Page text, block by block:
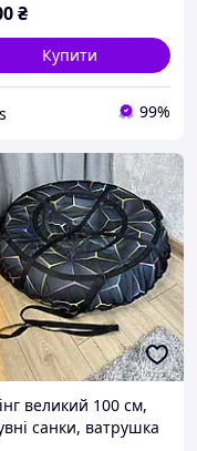
₴
Купити
99%
великий 100 см,
санки, ватрушка